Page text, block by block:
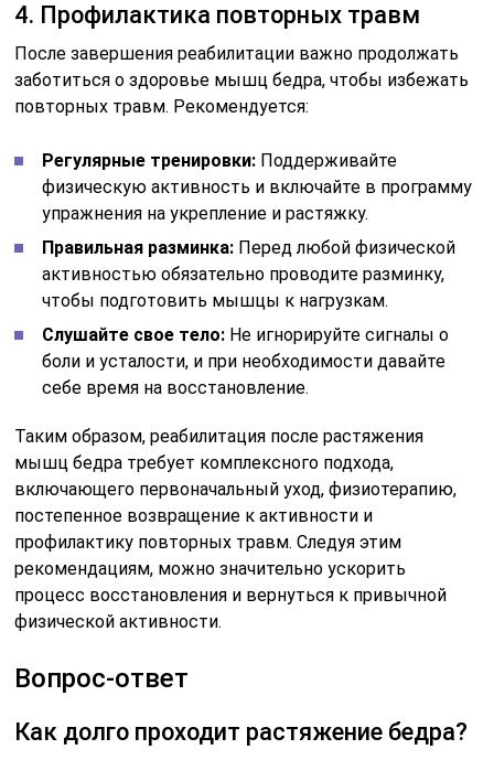
4. Профилактика повторных травм
После завершения реабилитации важно продолжать
заботиться о здоровье мышц бедра, чтобы избежать
повторных травм. Рекомендуется:
Регулярные тренировки: Поддерживайте
физическую активность и включайте в программу
упражнения на укрепление и растяжку.
Правильная разминка: Перед любой физической
активностью обязательно проводите разминку,
чтобы подготовить мышцы к нагрузкам.
Слушайте свое тело: Не игнорируйте сигналы о
боли и усталости, и при необходимости давайте
себе время на восстановление.
Таким образом, реабилитация после растяжения
мышц бедра требует комплексного подхода,
включающего первоначальный уход, физиотерапию,
постепенное возвращение к активности и
профилактику повторных травм. Следуя этим
рекомендациям, можно значительно ускорить
процесс восстановления и вернуться к привычной
физической активности.
Вопрос-ответ
Как долго проходит растяжение бедра?